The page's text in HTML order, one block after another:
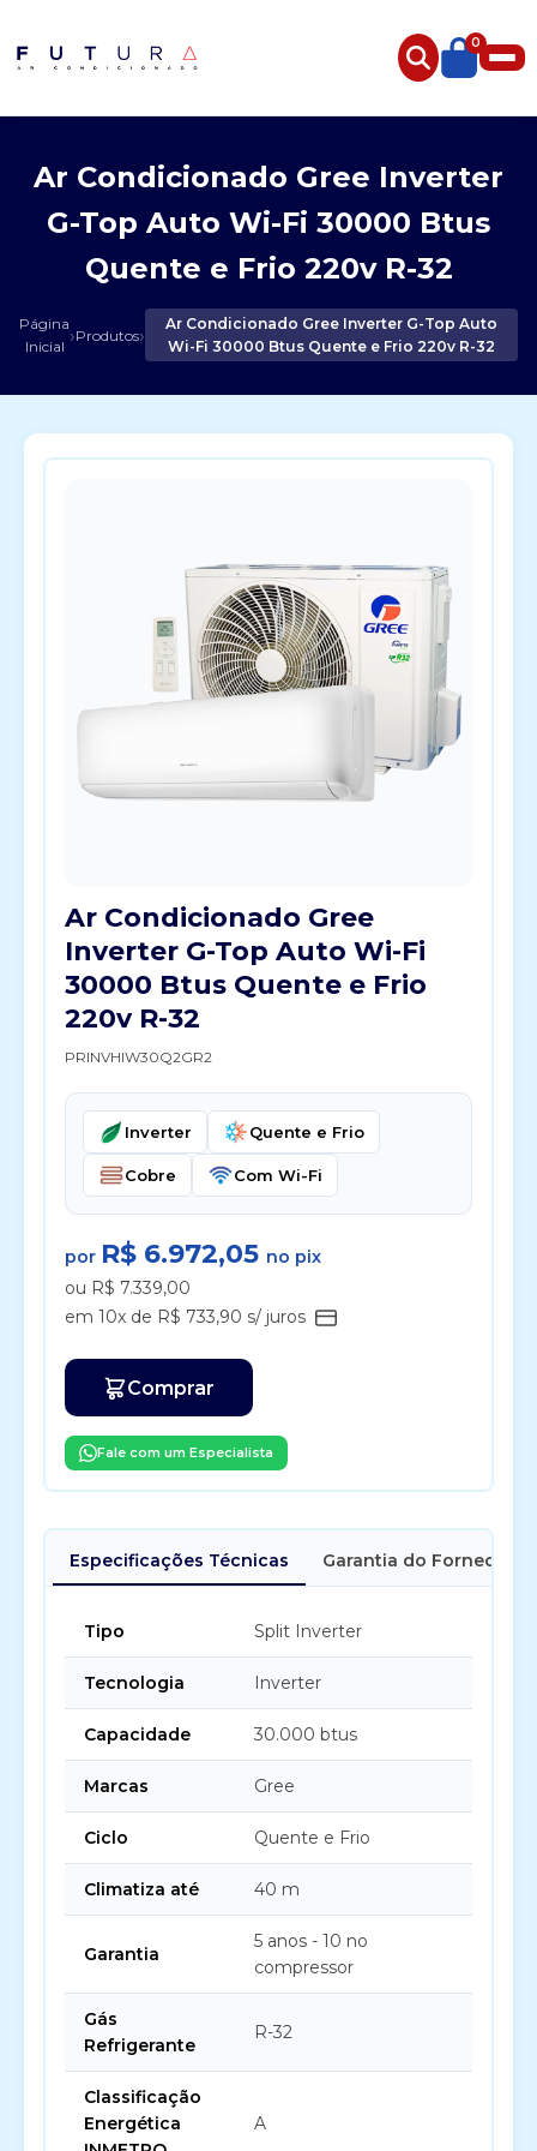
0
Ar Condicionado Gree Inverter
G-Top Auto Wi-Fi 30000 Btus
Quente e Frio 220v R-32
Página
Inicial ›Produtos›
Ar Condicionado Gree Inverter G-Top Auto
Wi-Fi 30000 Btus Quente e Frio 220v R-32
Ar Condicionado Gree
Inverter G-Top Auto Wi-Fi
30000 Btus Quente e Frio
220v R-32
PRINVHIW30Q2GR2
Inverter Quente e Frio
Cobre Com Wi-Fi
por R$ 6.972,05 no pix
ou R$ 7.339,00
em 10x de R$ 733,90 s/ juros
Comprar
Fale com um Especialista
Especificações Técnicas Garantia do Fornecedor
Tipo Split Inverter
Tecnologia Inverter
Capacidade 30.000 btus
Marcas Gree
Ciclo Quente e Frio
Climatiza até 40 m
Garantia
5 anos - 10 no
compressor
Gás
Refrigerante
R-32
Classificação
Energética
A